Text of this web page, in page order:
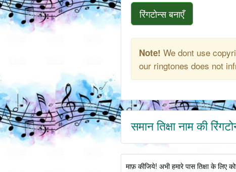
रिंगटोन्स बनाएँ
Note! We dont use
our ringtones does not
समान तिक्षा नाम की
माफ़ कीजिये! अभी हमारे पास तिक्षा के लिए